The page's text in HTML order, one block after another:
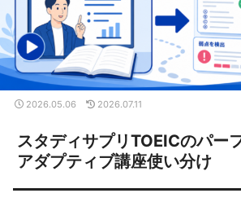
スタディサプリTOEICのパー
アダプティブ講座使い分け
2026.05.06 2026.07.11